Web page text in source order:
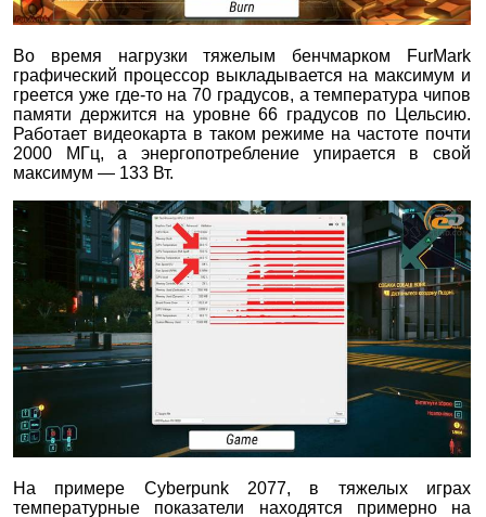
Во время нагрузки тяжелым бенчмарком FurMark
графический процессор выкладывается на максимум и
греется уже где-то на 70 градусов, а температура чипов
памяти держится на уровне 66 градусов по Цельсию.
Работает видеокарта в таком режиме на частоте почти
2000 МГц, а энергопотребление упирается в свой
максимум — 133 Вт.
На примере Cyberpunk 2077, в тяжелых играх
температурные показатели находятся примерно на